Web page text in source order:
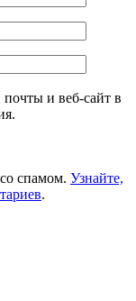
и веб-сайт в
спамом. Узнайте,
.